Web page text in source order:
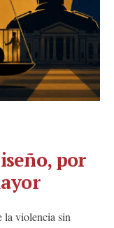
por
la violencia sin